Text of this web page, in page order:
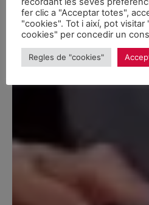
fer clic a "Acceptar totes",
"cookies". Tot i així, pot visitar
cookies" per concedir un
Regles de "cookies"
Email